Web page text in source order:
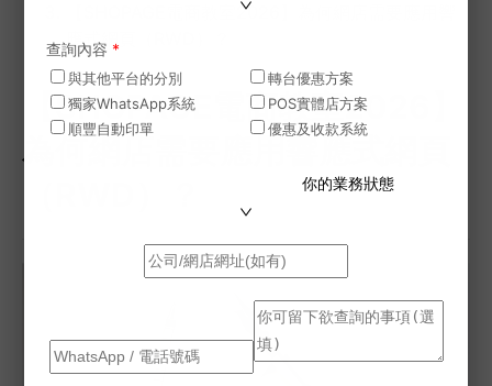
查詢內容 *
與其他平台的分別
轉台優惠方案
獨家WhatsApp系統
POS實體店方案
順豐自動印單
優惠及收款系統
你的業務狀態
【SHOPAGE電商教室2026】為何網店需要應用響
應式網頁（RWD）？
【SHOPAGE電商教室2026】
為何網店需要應用響應式網頁